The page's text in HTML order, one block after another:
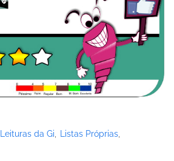
Leituras da Gi
Listas Próprias